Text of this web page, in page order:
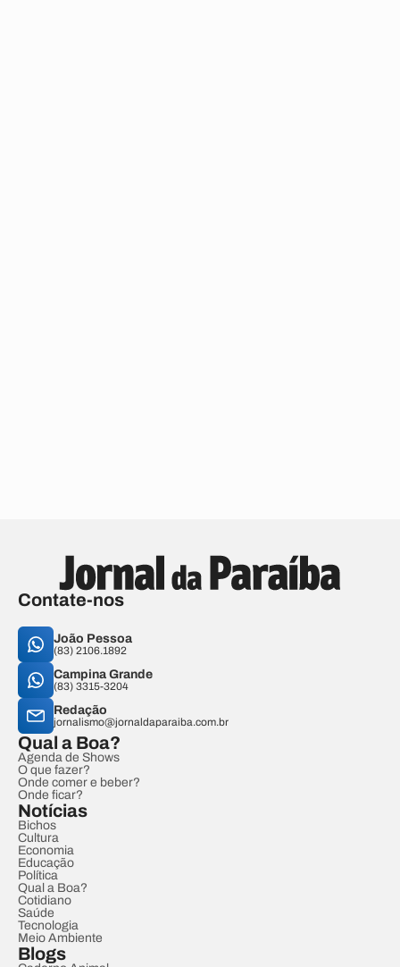
Contate-nos
João Pessoa
(83) 2106.1892
Campina Grande
(83) 3315-3204
Redação
jornalismo@jornaldaparaiba.com.br
Qual a Boa?
Agenda de Shows
O que fazer?
Onde comer e beber?
Onde ficar?
Notícias
Bichos
Cultura
Economia
Educação
Política
Qual a Boa?
Cotidiano
Saúde
Tecnologia
Meio Ambiente
Blogs